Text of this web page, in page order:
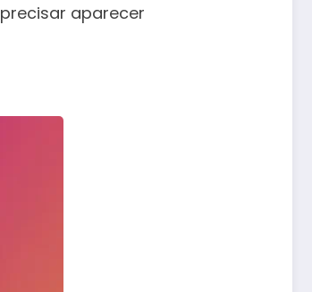
aparecer